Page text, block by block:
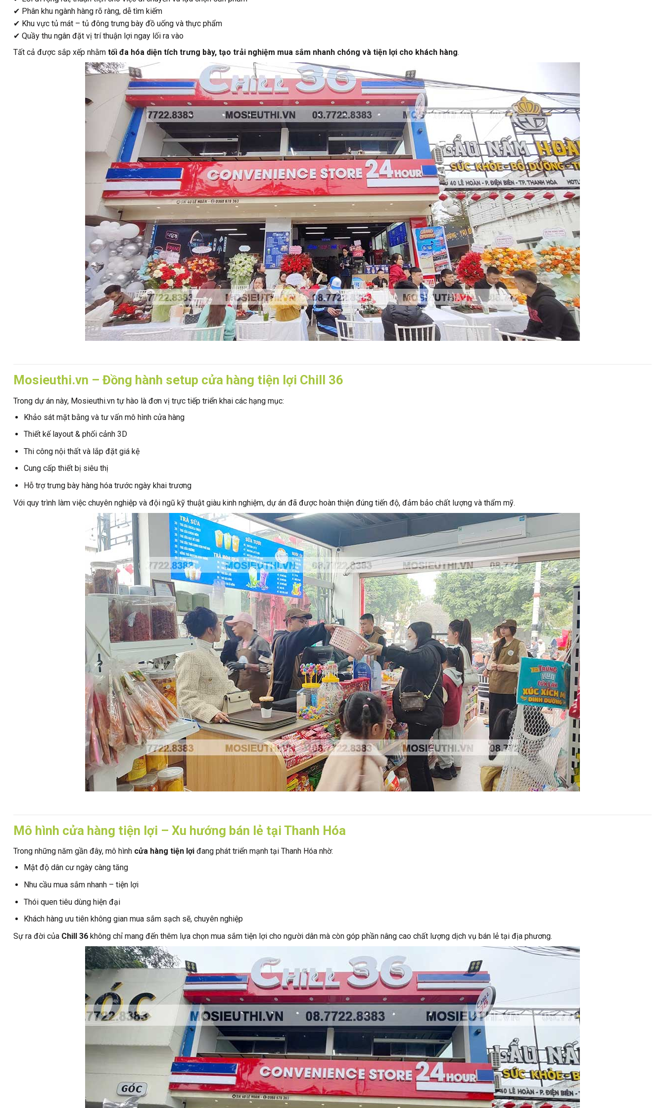
✔ Phân khu ngành hàng rõ ràng, dễ tìm kiếm
✔ Khu vực tủ mát – tủ đông trưng bày đồ uống và thực phẩm
✔ Quầy thu ngân đặt vị trí thuận lợi ngay lối ra vào
Tất cả được sắp xếp nhằm tối đa hóa diện tích trưng bày, tạo trải nghiệm mua sắm nhanh chóng và tiện lợi cho khách hàng.
Mosieuthi.vn – Đồng hành setup cửa hàng tiện lợi Chill 36
Trong dự án này, Mosieuthi.vn tự hào là đơn vị trực tiếp triển khai các hạng mục:
Khảo sát mặt bằng và tư vấn mô hình cửa hàng
Thiết kế layout & phối cảnh 3D
Thi công nội thất và lắp đặt giá kệ
Cung cấp thiết bị siêu thị
Hỗ trợ trưng bày hàng hóa trước ngày khai trương
Với quy trình làm việc chuyên nghiệp và đội ngũ kỹ thuật giàu kinh nghiệm, dự án đã được hoàn thiện đúng tiến độ, đảm bảo chất lượng và thẩm mỹ.
Mô hình cửa hàng tiện lợi – Xu hướng bán lẻ tại Thanh Hóa
Trong những năm gần đây, mô hình cửa hàng tiện lợi đang phát triển mạnh tại Thanh Hóa nhờ:
Mật độ dân cư ngày càng tăng
Nhu cầu mua sắm nhanh – tiện lợi
Thói quen tiêu dùng hiện đại
Khách hàng ưu tiên không gian mua sắm sạch sẽ, chuyên nghiệp
Sự ra đời của Chill 36 không chỉ mang đến thêm lựa chọn mua sắm tiện lợi cho người dân mà còn góp phần nâng cao chất lượng dịch vụ bán lẻ tại địa phương.